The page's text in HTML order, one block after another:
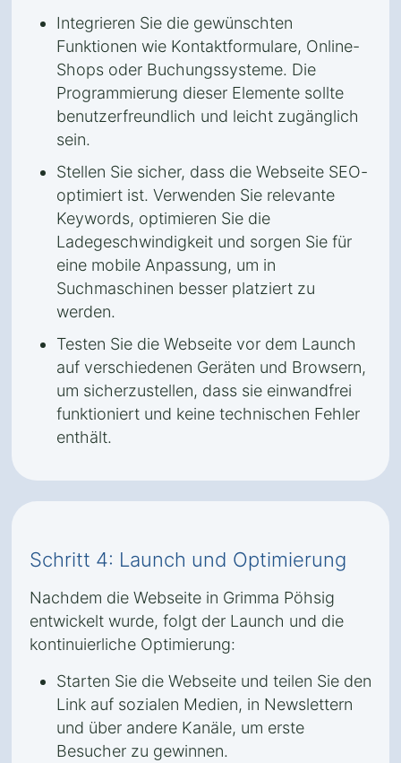
Integrieren Sie die gewünschten
Funktionen wie Kontaktformulare, Online-
Shops oder Buchungssysteme. Die
Programmierung dieser Elemente sollte
benutzerfreundlich und leicht zugänglich
sein.
Stellen Sie sicher, dass die Webseite SEO-
optimiert ist. Verwenden Sie relevante
Keywords, optimieren Sie die
Ladegeschwindigkeit und sorgen Sie für
eine mobile Anpassung, um in
Suchmaschinen besser platziert zu
werden.
Testen Sie die Webseite vor dem Launch
auf verschiedenen Geräten und Browsern,
um sicherzustellen, dass sie einwandfrei
funktioniert und keine technischen Fehler
enthält.
Schritt 4: Launch und Optimierung
Nachdem die Webseite in Grimma Pöhsig
entwickelt wurde, folgt der Launch und die
kontinuierliche Optimierung:
Starten Sie die Webseite und teilen Sie den
Link auf sozialen Medien, in Newslettern
und über andere Kanäle, um erste
Besucher zu gewinnen.